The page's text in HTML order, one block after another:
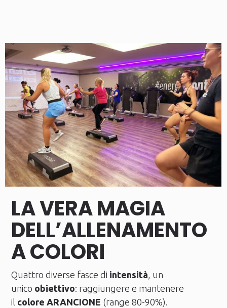
LA VERA MAGIA
DELL’ALLENAMENTO
A COLORI
Quattro diverse fasce di intensità, un
unico obiettivo: raggiungere e mantenere
il colore ARANCIONE (range 80-90%).